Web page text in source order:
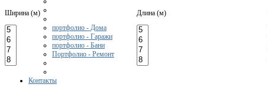
портфолио - Дома
портфолио - Гаражи
портфолио - Бани
Портфолио - Ремонт
Контакты
Ширина (м) Длина (м)